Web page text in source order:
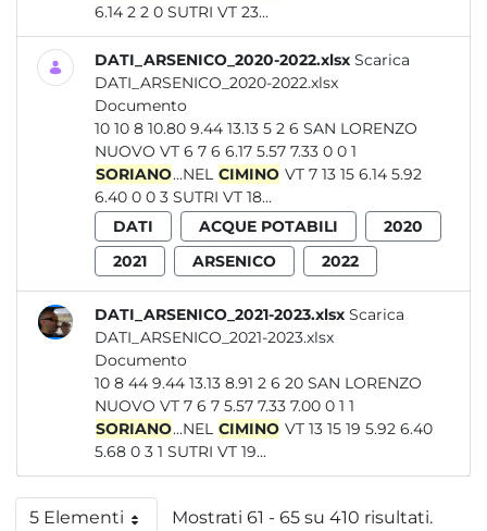
6.14 2 2 0 SUTRI VT 23...
DATI_ARSENICO_2020-2022.xlsx Scarica
DATI_ARSENICO_2020-2022.xlsx
Documento
10 10 8 10.80 9.44 13.13 5 2 6 SAN LORENZO
NUOVO VT 6 7 6 6.17 5.57 7.33 0 0 1
SORIANO...NEL CIMINO VT 7 13 15 6.14 5.92
6.40 0 0 3 SUTRI VT 18...
DATI
ACQUE POTABILI
2020
2021
ARSENICO 2022
DATI_ARSENICO_2021-2023.xlsx Scarica
DATI_ARSENICO_2021-2023.xlsx
Documento
10 8 44 9.44 13.13 8.91 2 6 20 SAN LORENZO
NUOVO VT 7 6 7 5.57 7.33 7.00 0 1 1
SORIANO...NEL CIMINO VT 13 15 19 5.92 6.40
5.68 0 3 1 SUTRI VT 19...
5 ElementiPer paginaMostrati 61 - 65 su 410 risultati.